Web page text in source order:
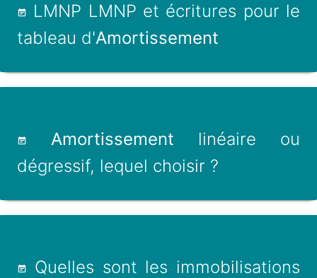
LMNP LMNP et écritures pour le
tableau d'Amortissement
Amortissement linéaire ou
dégressif, lequel choisir ?
Quelles sont les immobilisations